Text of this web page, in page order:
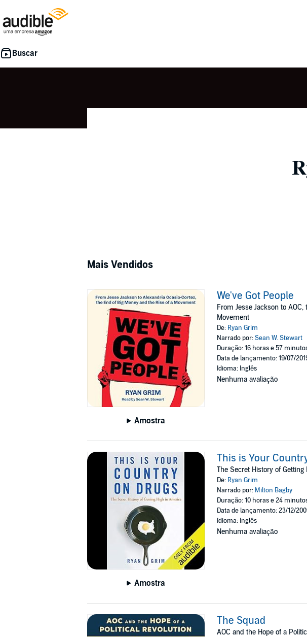
Mais Vendidos
Amostra
We've Got People
From Jesse Jackson to
Movement
De: Ryan Grim
Narrado por:Sean W. Stewart
Duração: 16 horas e 57
Data de lançamento: 19/07/
Idioma: Inglês
Nenhuma avaliação
Amostra
This is Your
The Secret History of
De: Ryan Grim
Narrado por: Milton Bagby
Duração: 10 horas e 24
Data de lançamento: 23/12/
Idioma: Inglês
Nenhuma avaliação
The Squad
AOC and the Hope of a